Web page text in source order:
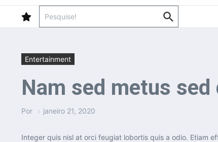
Entertainment
Nam sed metus
Por janeiro 21, 2020
Integer quis nisl at orci feugiat lobortis quis a odio. Etiam